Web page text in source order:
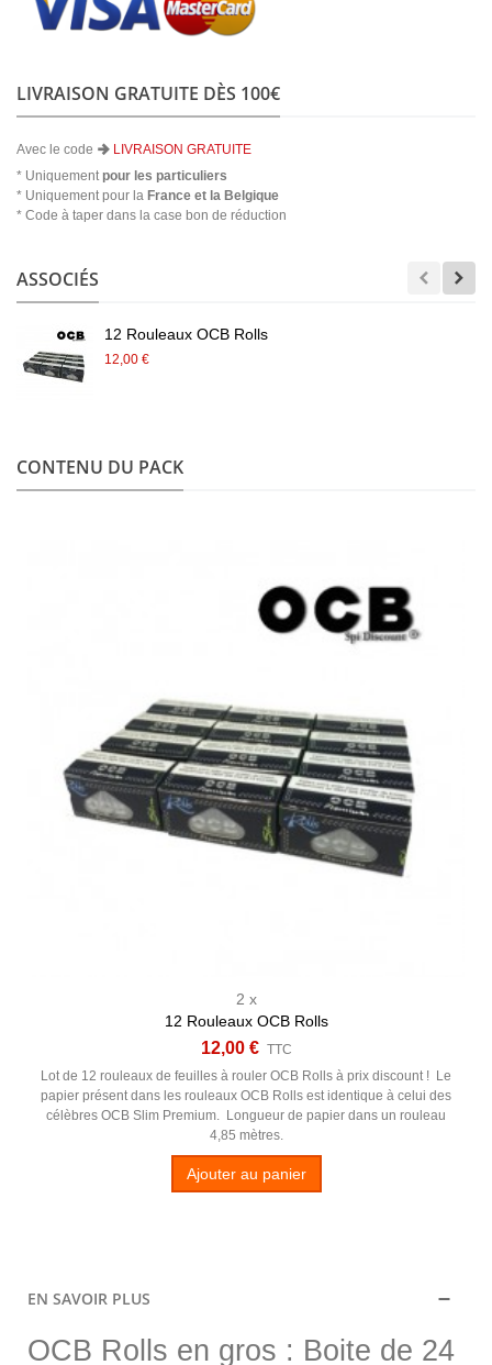
LIVRAISON GRATUITE DÈS 100€
Avec le code
LIVRAISON GRATUITE
* Uniquementpour les particuliers
* Uniquement pour la France et la Belgique
* Code à taper dans la case bon de réduction
ASSOCIÉS
12 Rouleaux OCB Rolls
12,00 €
CONTENU DU PACK
2 x
12 Rouleaux OCB Rolls
12,00 € TTC
Lot de 12 rouleaux de feuilles à rouler OCB Rolls à prix discount ! Le
papier présent dans les rouleaux OCB Rolls est identique à celui des
célèbres OCB Slim Premium. Longueur de papier dans un rouleau
4,85 mètres.
Ajouter au panier
EN SAVOIR PLUS
OCB Rolls en gros : Boite de 24